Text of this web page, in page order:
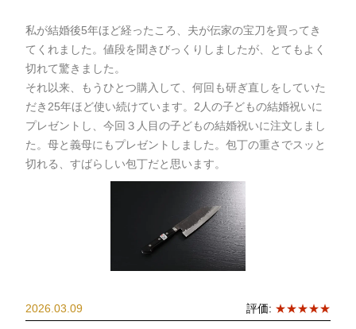
私が結婚後5年ほど経ったころ、夫が伝家の宝刀を買ってき
てくれました。値段を聞きびっくりしましたが、とてもよく
切れて驚きました。
それ以来、もうひとつ購入して、何回も研ぎ直しをしていた
だき25年ほど使い続けています。2人の子どもの結婚祝いに
プレゼントし、今回３人目の子どもの結婚祝いに注文しまし
た。母と義母にもプレゼントしました。包丁の重さでスッと
切れる、すばらしい包丁だと思います。
2026.03.09 評価: ★★★★★